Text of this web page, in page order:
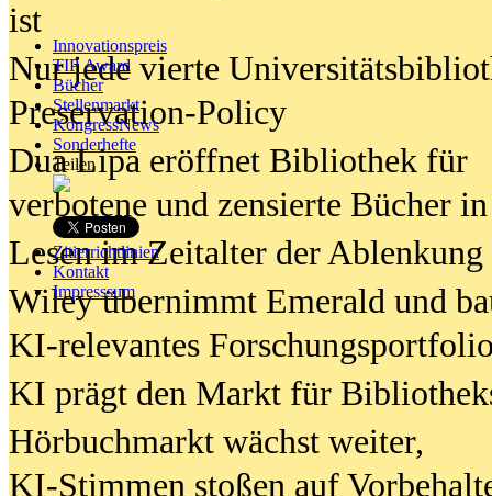
Innovationspreis
TIP Award
Bücher
Stellenmarkt
KongressNews
Sonderhefte
Teilen
Zitierrichtlinien
Kontakt
Impresssum
ist
Nur jede vierte
Preservation-Policy
Dua Lipa eröffnet Bibliothek für
verbotene und zensierte Bücher
Lesen im Zeitalter der Ablenkung
Wiley übernimmt Emerald und
KI-relevantes
KI prägt den Markt für
Hörbuchmarkt wächst weiter,
KI-Stimmen stoßen auf